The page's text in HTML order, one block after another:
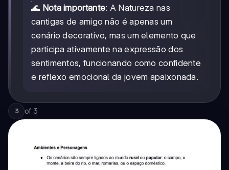
🌊 Nota importante: A Natureza nas
cantigas de amigo não é apenas um
cenário decorativo, mas um elemento que
participa ativamente na expressão dos
sentimentos, funcionando como confidente
e reflexo emocional da jovem apaixonada.
3 of 3